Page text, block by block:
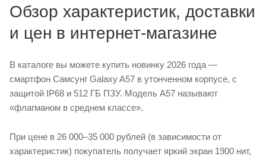
Обзор характеристик, доставки
и цен в интернет-магазине
В каталоге вы можете купить новинку 2026 года —
смартфон Самсунг Galaxy A57 в утонченном корпусе, с
защитой IP68 и 512 ГБ ПЗУ. Модель А57 называют
«флагманом в среднем классе».
При цене в 26 000–35 000 рублей (в зависимости от
характеристик) покупатель получает яркий экран 1900 нит,